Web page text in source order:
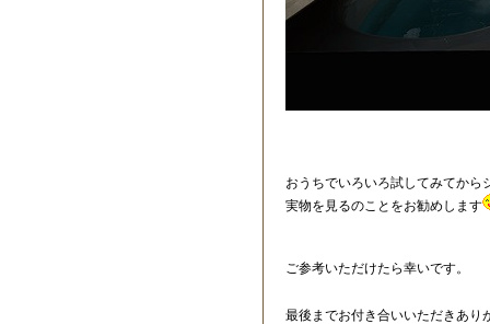
おうちでいろいろ試してみてから
実物を見るのことをお勧めします
ご参考いただけたら幸いです。
最後までお付き合いいただきあり